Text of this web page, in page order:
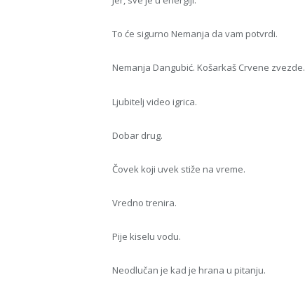
To će sigurno Nemanja da vam potvrdi.
Nemanja Dangubić. Košarkaš Crvene zvezde.
Ljubitelj video igrica.
Dobar drug.
Čovek koji uvek stiže na vreme.
Vredno trenira.
Pije kiselu vodu.
Neodlučan je kad je hrana u pitanju.